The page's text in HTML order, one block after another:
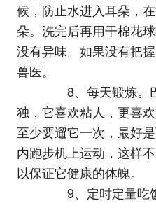
候，防止水进入耳朵，
朵。洗完后再用干棉花
没有异味。如果没有把
兽医。
8、每天锻炼。
独，它喜欢粘人，更喜
至少要遛它一次，最好
内跑步机上运动，这样
以保证它健康的体魄。
9、定时定量吃